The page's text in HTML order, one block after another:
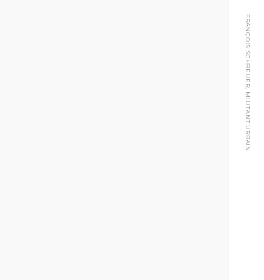
FRANÇOIS SCHREUER, MILITANT URBAIN